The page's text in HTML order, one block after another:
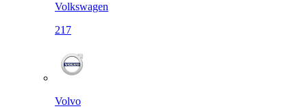
Volkswagen
217
Volvo